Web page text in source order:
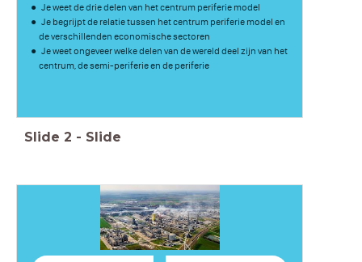
Je weet de drie delen van het centrum periferie model
Je begrijpt de relatie tussen het centrum periferie model en
de verschillenden economische sectoren
Je weet ongeveer welke delen van de wereld deel zijn van het
centrum, de semi-periferie en de periferie
Slide 2 - Slide